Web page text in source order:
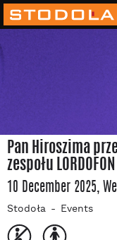
Pan Hiroszima
zespołu LORDOFON
10 December 2025,
Stodoła Events